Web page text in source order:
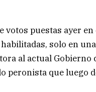
votos puestas ayer
solo en
al actual Gobierno
peronista que luego